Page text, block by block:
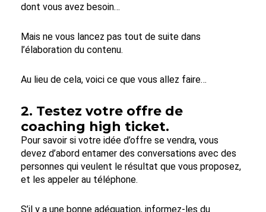
dont vous avez besoin…
Mais ne vous lancez pas tout de suite dans
l’élaboration du contenu.
Au lieu de cela, voici ce que vous allez faire…
2. Testez votre offre de
coaching high ticket.
Pour savoir si votre idée d’offre se vendra, vous
devez d’abord entamer des conversations avec des
personnes qui veulent le résultat que vous proposez,
et les appeler au téléphone.
S’il y a une bonne adéquation, informez-les du